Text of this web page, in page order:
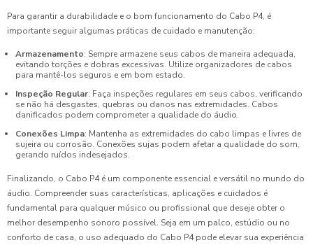
Para garantir a durabilidade e o bom funcionamento do Cabo P4, é
importante seguir algumas práticas de cuidado e manutenção:
Armazenamento: Sempre armazene seus cabos de maneira adequada,
evitando torções e dobras excessivas. Utilize organizadores de cabos
para mantê-los seguros e em bom estado.
Inspeção Regular: Faça inspeções regulares em seus cabos, verificando
se não há desgastes, quebras ou danos nas extremidades. Cabos
danificados podem comprometer a qualidade do áudio.
Conexões Limpa: Mantenha as extremidades do cabo limpas e livres de
sujeira ou corrosão. Conexões sujas podem afetar a qualidade do som,
gerando ruídos indesejados.
Finalizando, o Cabo P4 é um componente essencial e versátil no mundo do
áudio. Compreender suas características, aplicações e cuidados é
fundamental para qualquer músico ou profissional que deseje obter o
melhor desempenho sonoro possível. Seja em um palco, estúdio ou no
conforto de casa, o uso adequado do Cabo P4 pode elevar sua experiência